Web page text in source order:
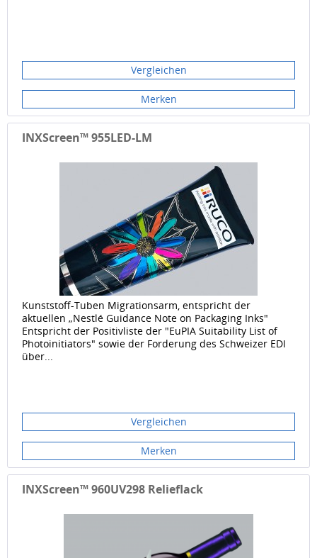
Vergleichen
Merken
INXScreen™ 955LED-LM
Kunststoff-Tuben Migrationsarm, entspricht der
aktuellen „Nestlé Guidance Note on Packaging Inks"
Entspricht der Positivliste der "EuPIA Suitability List of
Photoinitiators" sowie der Forderung des Schweizer EDI
über...
Vergleichen
Merken
INXScreen™ 960UV298 Relieflack